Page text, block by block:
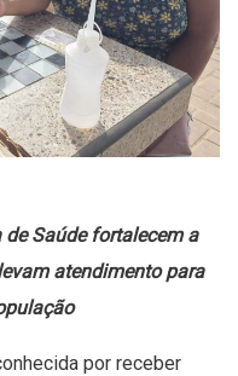
Saúde fortalecem a
atendimento para
por receber